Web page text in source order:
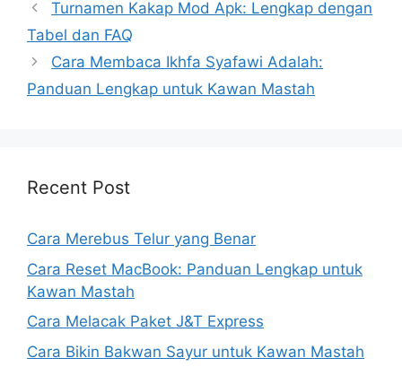
Turnamen Kakap Mod Apk: Lengkap dengan
Tabel dan FAQ
Cara Membaca Ikhfa Syafawi Adalah:
Panduan Lengkap untuk Kawan Mastah
Recent Post
Cara Merebus Telur yang Benar
Cara Reset MacBook: Panduan Lengkap untuk
Kawan Mastah
Cara Melacak Paket J&T Express
Cara Bikin Bakwan Sayur untuk Kawan Mastah